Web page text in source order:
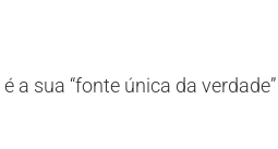
a sua “fonte única da verdade”